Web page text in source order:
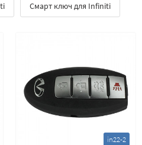
Смарт ключ для Infiniti
in22-2